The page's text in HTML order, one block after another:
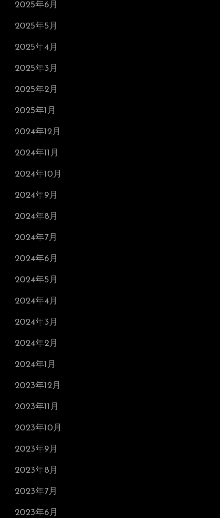
2025年6月
2025年5月
2025年4月
2025年3月
2025年2月
2025年1月
2024年12月
2024年11月
2024年10月
2024年9月
2024年8月
2024年7月
2024年6月
2024年5月
2024年4月
2024年3月
2024年2月
2024年1月
2023年12月
2023年11月
2023年10月
2023年9月
2023年8月
2023年7月
2023年6月